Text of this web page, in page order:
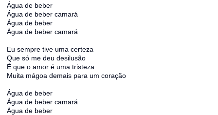
Água de beber
Água de beber camará
Água de beber
Água de beber camará
Eu sempre tive uma certeza
Que só me deu desilusão
É que o amor é uma tristeza
Muita mágoa demais para um coração
Água de beber
Água de beber camará
Água de beber